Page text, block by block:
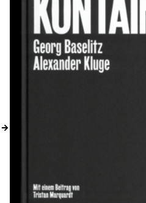
KONTAKT